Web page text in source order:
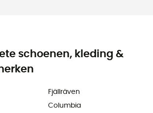
schoenen, kleding &
Fjällräven
Columbia